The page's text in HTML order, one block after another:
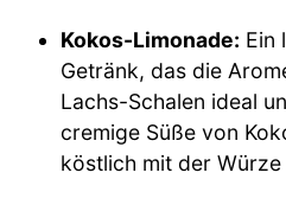
Kokos-Limonade: Ein
Getränk, das die
Lachs-Schalen ideal
cremige Süße von
köstlich mit der